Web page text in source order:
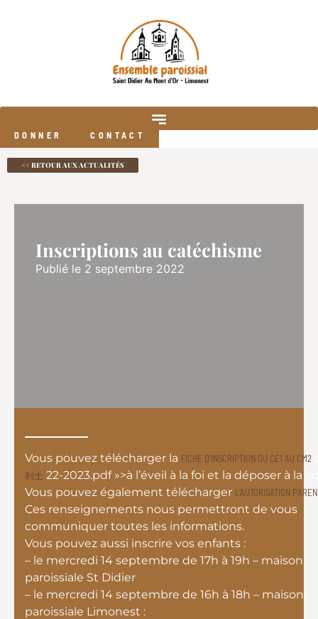
DONNER CONTACT
<< RETOUR AUX ACTUALITÉS
Inscriptions au catéchisme
Publié le 2 septembre 2022
Vous pouvez télécharger la FICHE D’INSCRIPTION DU CE1 AU CM2
利士 22-2023.pdf »>à l’éveil à la foi et la déposer à la
Vous pouvez également télécharger L’AUTORISATION
Ces renseignements nous permettront de vous
communiquer toutes les informations.
Vous pouvez aussi inscrire vos enfants :
– le mercredi 14 septembre de 17h à 19h – maison
paroissiale St Didier
– le mercredi 14 septembre de 16h à 18h – maison
paroissiale Limonest :